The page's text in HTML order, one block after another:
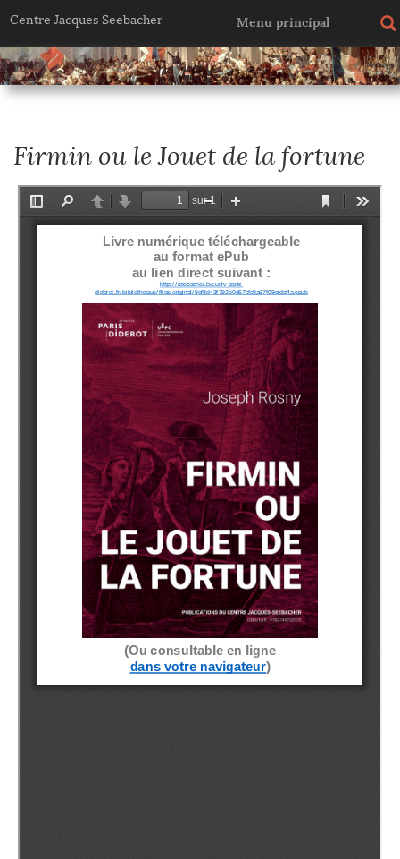
Centre Jacques Seebacher Menu principal
Firmin ou le Jouet de la fortune